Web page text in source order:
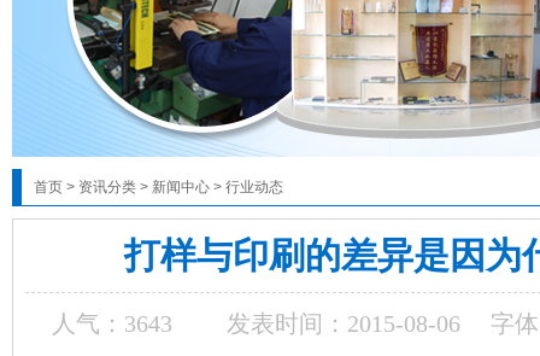
首页 > 资讯分类 > 新闻中心 > 行业动态
打样与印刷的差异是因为
人气： 3643 发表时间：2015-08-06 字